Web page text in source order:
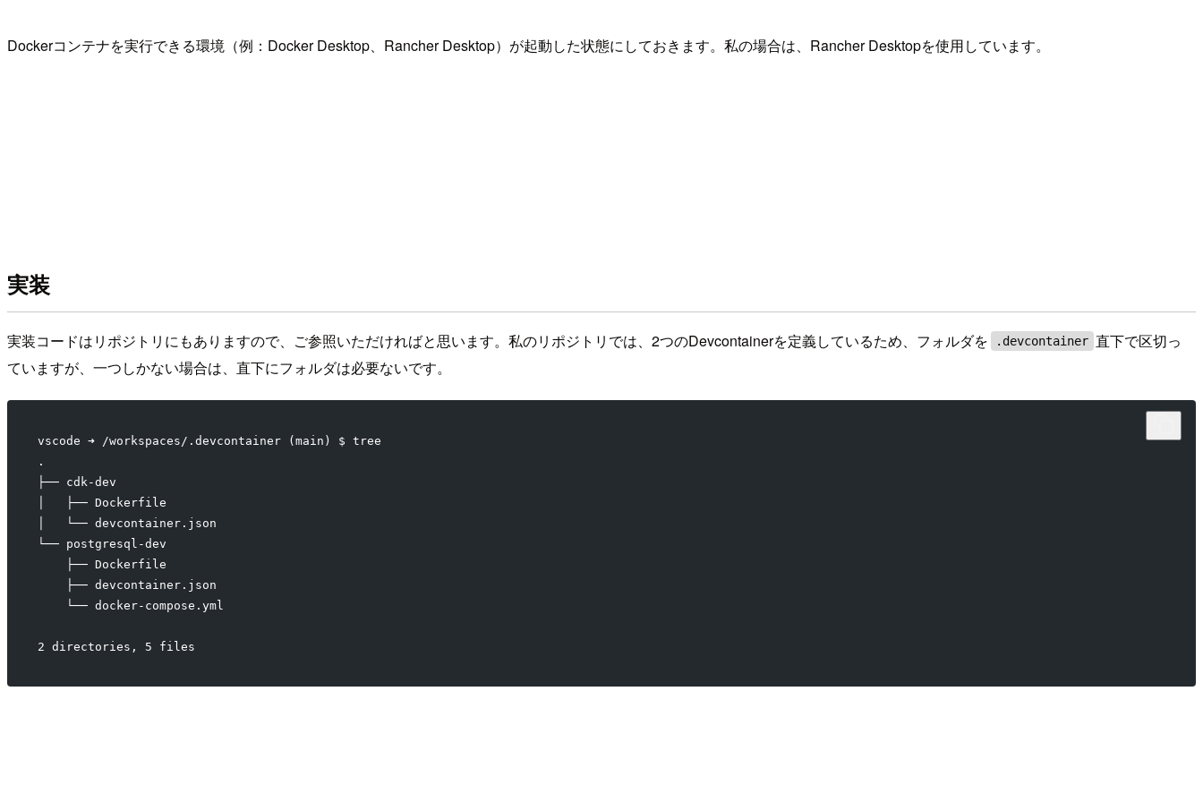
Dockerコンテナを実行できる環境（例：Docker Desktop、Rancher Desktop）が起動した状態にしておきます。私の場合は、Rancher Desktopを使用しています。
実装
実装コードはリポジトリにもありますので、ご参照いただければと思います。私のリポジトリでは、2つのDevcontainerを定義しているため、フォルダを .devcontainer 直下で区切っ
ていますが、一つしかない場合は、直下にフォルダは必要ないです。
vscode ➜ /workspaces/.devcontainer (main) $ tree
.
├── cdk-dev
│   ├── Dockerfile
│   └── devcontainer.json
└── postgresql-dev
    ├── Dockerfile
    ├── devcontainer.json
    └── docker-compose.yml
2 directories, 5 files